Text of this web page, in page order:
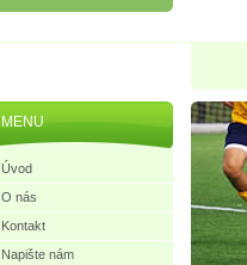
MENU
Úvod
O nás
Kontakt
Napište nám